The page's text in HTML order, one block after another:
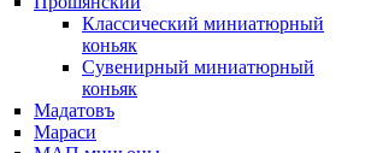
Классический миниатюрный
коньяк
Сувенирный миниатюрный
коньяк
Мадатовъ
Мараси